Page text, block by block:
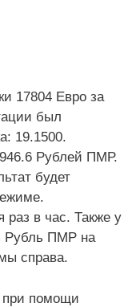
17804 Евро за
был
19.1500.
Рублей ПМР.
будет
раз в час. Также у
Рубль ПМР на
справа.
при помощи